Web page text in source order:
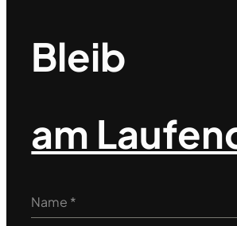
Bleib
am
Name *